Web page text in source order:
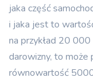
jaka część
i jaka jest to
na przykład 20 000
darowizny, to
równowartość